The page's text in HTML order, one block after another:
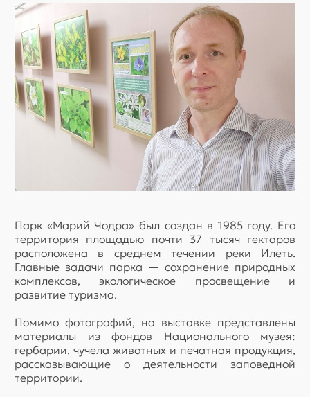
Парк «Марий Чодра» был создан в 1985 году. Его
территория площадью почти 37 тысяч гектаров
расположена в среднем течении реки Илеть.
Главные задачи парка — сохранение природных
комплексов, экологическое просвещение и
развитие туризма.
Помимо фотографий, на выставке представлены
материалы из фондов Национального музея:
гербарии, чучела животных и печатная продукция,
рассказывающие о деятельности заповедной
территории.